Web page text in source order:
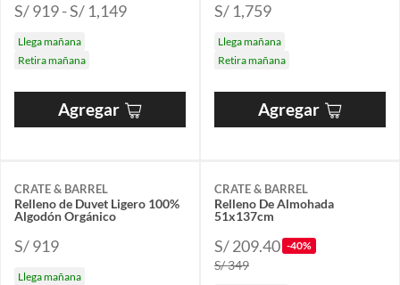
S/ 919 - S/ 1,149
Llega mañana
Retira mañana
Agregar
S/ 1,759
Llega mañana
Retira mañana
Agregar
CRATE & BARREL
Relleno de Duvet Ligero 100%
Algodón Orgánico
S/ 919
Llega mañana
CRATE & BARREL
Relleno De Almohada
51x137cm
S/ 209.40 -40%
S/ 349